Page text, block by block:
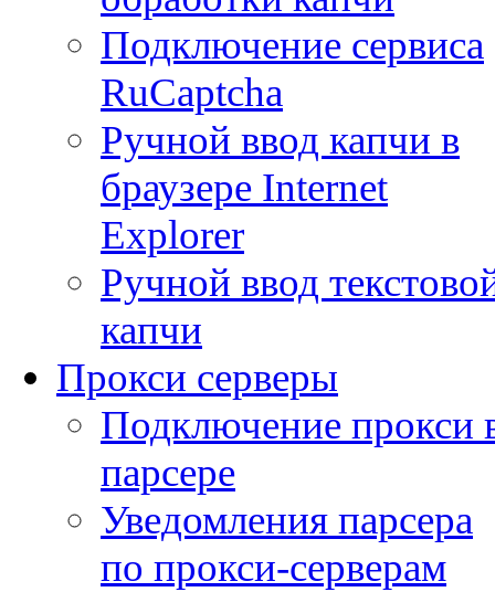
Подключение сервиса
RuCaptcha
Ручной ввод капчи в
браузере Internet
Explorer
Ручной ввод
капчи
Прокси серверы
Подключение прокси
парсере
Уведомления парсера
по прокси-серверам